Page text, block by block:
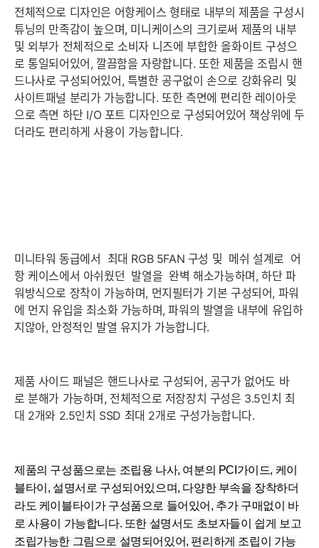
전체적으로 디자인은 어항케이스 형태로 내부의 제품을 구성시
튜닝의 만족감이 높으며, 미니케이스의 크기로써 제품의 내부
및 외부가 전체적으로 소비자 니즈에 부합한 올화이트 구성으
로 통일되어있어, 깔끔함을 자랑합니다. 또한 제품을 조립시 핸
드나사로 구성되어있어, 특별한 공구없이 손으로 강화유리 및
사이트패널 분리가 가능합니다. 또한 측면에 편리한 레이아웃
으로 측면 하단 I/O 포트 디자인으로 구성되어있어 책상위에 두
더라도 편리하게 사용이 가능합니다.
미니타워 동급에서 최대 RGB 5FAN 구성 및 메쉬 설계로 어
항 케이스에서 아쉬웠던 발열을 완벽 해소가능하며, 하단 파
워방식으로 장착이 가능하며, 먼지필터가 기본 구성되어, 파워
에 먼지 유입을 최소화 가능하며, 파워의 발열을 내부에 유입하
지않아, 안정적인 발열 유지가 가능합니다.
제품 사이드 패널은 핸드나사로 구성되어, 공구가 없어도 바
로 분해가 가능하며, 전체적으로 저장장치 구성은 3.5인치 최
대 2개와 2.5인치 SSD 최대 2개로 구성가능합니다.
제품의 구성품으로는 조립용 나사, 여분의 PCI가이드, 케이
블타이, 설명서로 구성되어있으며, 다양한 부속을 장착하더
라도 케이블타이가 구성품으로 들어있어, 추가 구매없이 바
로 사용이 가능합니다. 또한 설명서도 초보자들이 쉽게 보고
조립가능한 그림으로 설명되어있어, 편리하게 조립이 가능